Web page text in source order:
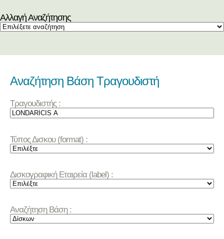
Αλλαγή Αναζήτησης
Αναζήτηση Βάση Τραγουδιστή
Τραγουδιστής :
Τύπος Δισκου (format) :
Δισκογραφική Εταιρεία (label) :
Αναζήτηση Βάση :